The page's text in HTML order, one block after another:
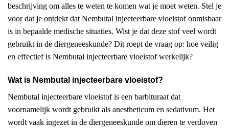
beschrijving om alles te weten te komen wat je moet weten. Stel je
voor dat je ontdekt dat Nembutal injecteerbare vloeistof onmisbaar
is in bepaalde medische situaties. Wist je dat deze stof veel wordt
gebruikt in de diergeneeskunde? Dit roept de vraag op: hoe veilig
en effectief is Nembutal injecteerbare vloeistof werkelijk?
Wat is Nembutal injecteerbare vloeistof?
Nembutal injecteerbare vloeistof is een barbituraat dat
voornamelijk wordt gebruikt als anestheticum en sedativum. Het
wordt vaak ingezet in de diergeneeskunde om dieren te verdoven